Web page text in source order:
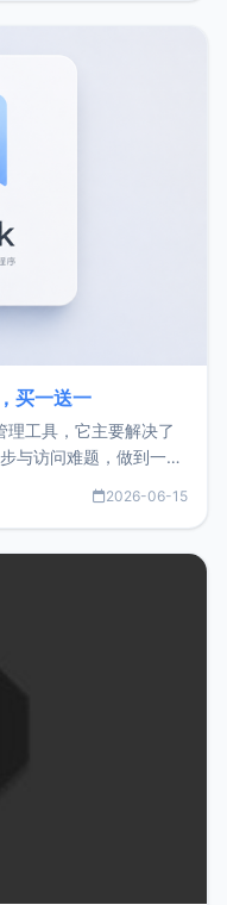
买一送一
工具，它主要解决了
与访问难题，做到一处
2026-06-15